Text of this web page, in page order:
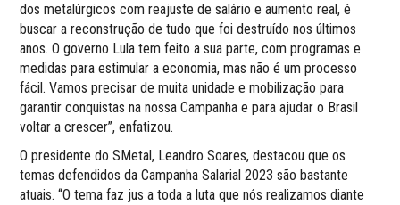
dos metalúrgicos com reajuste de salário e aumento real, é
buscar a reconstrução de tudo que foi destruído nos últimos
anos. O governo Lula tem feito a sua parte, com programas e
medidas para estimular a economia, mas não é um processo
fácil. Vamos precisar de muita unidade e mobilização para
garantir conquistas na nossa Campanha e para ajudar o Brasil
voltar a crescer”, enfatizou.
O presidente do SMetal, Leandro Soares, destacou que os
temas defendidos da Campanha Salarial 2023 são bastante
atuais. “O tema faz jus a toda a luta que nós realizamos diante